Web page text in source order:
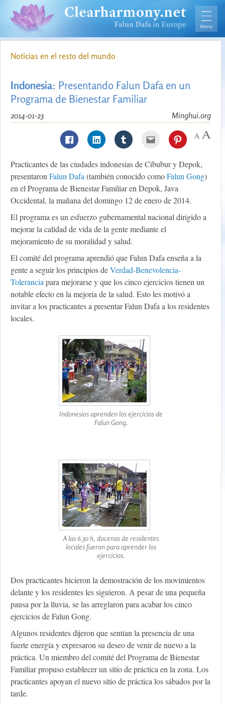
Noticias en el resto del mundo
Indonesia: Presentando Falun Dafa en un
Programa de Bienestar Familiar
Minghui.org
2014-01-23
Practicantes de las ciudades indonesias de Cibubur y Depok,
presentaronFalun Dafa(también conocido comoFalun Gong)
en el Programa de Bienestar Familiar en Depok, Java
Occidental, la mañana del domingo 12 de enero de 2014.
El programa es un esfuerzo gubernamental nacional dirigido a
mejorar la calidad de vida de la gente mediante el
mejoramiento de su moralidad y salud.
El comité del programa aprendió que Falun Dafa enseña a la
gente a seguir los principios deVerdad-Benevolencia-
Toleranciapara mejorarse y que los cinco ejercicios tienen un
notable efecto en la mejoría de la salud. Esto les motivó a
invitar a los practicantes a presentar Falun Dafa a los residentes
locales.
Indonesios aprenden los ejercicios de
Falun Gong.
A las 6.30 h, docenas de residentes
locales fueron para aprender los
ejercicios.
Dos practicantes hicieron la demostración de los movimientos
delante y los residentes les siguieron. A pesar de una pequeña
pausa por la lluvia, se las arreglaron para acabar los cinco
ejercicios de Falun Gong.
Algunos residentes dijeron que sentían la presencia de una
fuerte energía y expresaron su deseo de venir de nuevo a la
práctica. Un miembro del comité del Programa de Bienestar
Familiar propuso establecer un sitio de práctica en la zona. Los
practicantes apoyan el nuevo sitio de práctica los sábados por la
tarde.